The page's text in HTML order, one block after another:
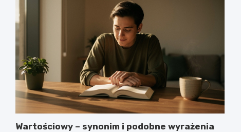
Wartościowy – synonim i podobne wyrażenia